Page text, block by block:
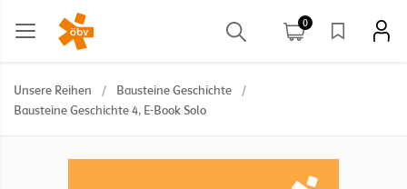
0
Unsere Reihen / Bausteine Geschichte
/
Bausteine Geschichte 4, E-Book Solo